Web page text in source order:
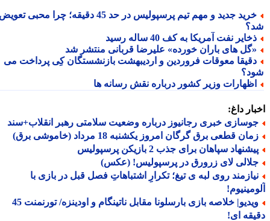
خرید جدید و مهم تیم پرسپولیس در حد 45 دقیقه؛ چرا محبی تعویض
نفت آمریکا به کف 40 ساله رسید
های باران خورده» علیرضا قربانی منتشر شد
معوقات فروردین و اردیبهشت بازنشستگان کِی پرداخت می
وزیر کشور درباره نقش رسانه ها
داغ:
خبری رجانیوز درباره وضعیت سلامتی رهبر انقلاب+سند
قطعی برق گرگان امروز یکشنبه 18 مرداد (خاموشی برق)
سپاهان برای جذب 2 بازیکن پرسپولیس
لای زرورق در پرسپولیس! (عکس)
روی لبه ی تیغ؛ تکرارِ اشتباهاتِ فصل قبل در بازی با
ویدیو| خلاصه بازی بارسلونا مقابل ناتینگام و اودینزه/ تورنمنت 45
ای!